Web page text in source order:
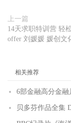
上一篇
14天求职特训营 轻
offer 刘媛媛 媛创文
相关推荐
6部金融高分金
贝多芬作品全集